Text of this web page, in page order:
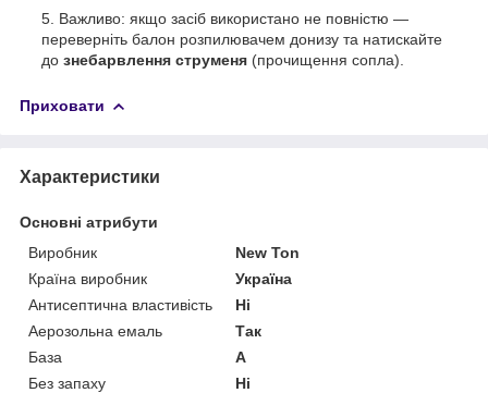
Важливо: якщо засіб використано не повністю —
переверніть балон розпилювачем донизу та натискайте
до знебарвлення струменя (прочищення сопла).
Приховати
Характеристики
Основні атрибути
Виробник
New Ton
Країна виробник
Україна
Антисептична властивість
Ні
Аерозольна емаль
Так
База
А
Без запаху
Ні